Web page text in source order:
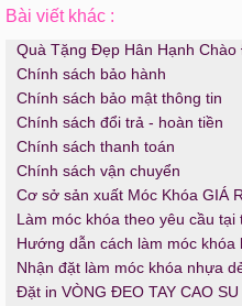
Bài viết khác :
Quà Tặng Đẹp Hân Hạnh Chào
Chính sách bảo hành
Chính sách bảo mật thông tin
Chính sách đổi trả - hoàn tiền
Chính sách thanh toán
Chính sách vận chuyển
Cơ sở sản xuất Móc Khóa GIÁ
Làm móc khóa theo yêu cầu tại
Hướng dẫn cách làm móc khóa
Nhận đặt làm móc khóa nhựa
Đặt in VÒNG ĐEO TAY CAO